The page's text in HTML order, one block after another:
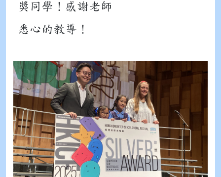
獎同學！感謝老師
悉心的教導！